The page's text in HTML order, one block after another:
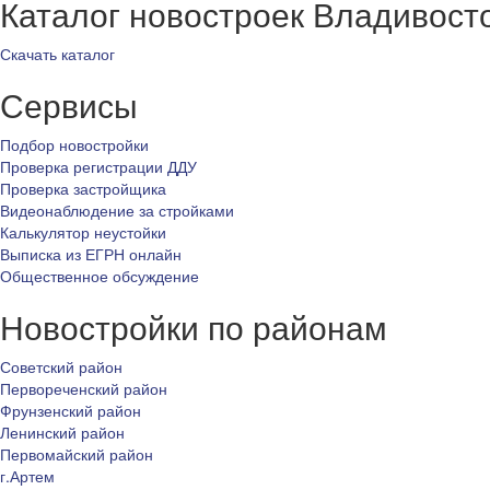
Каталог новостроек
Скачать каталог
Сервисы
Подбор новостройки
Проверка регистрации ДДУ
Проверка застройщика
Видеонаблюдение за стройками
Калькулятор неустойки
Выписка из ЕГРН онлайн
Общественное обсуждение
Новостройки по районам
Советский район
Первореченский район
Фрунзенский район
Ленинский район
Первомайский район
г.Артем